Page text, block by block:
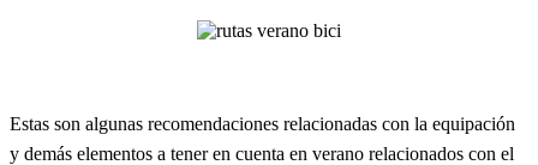
Estas son algunas recomendaciones relacionadas con la equipación
y demás elementos a tener en cuenta en verano relacionados con el